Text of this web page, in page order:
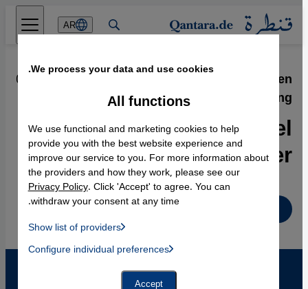
Direkt zum Inhalt springen
AR
Kampagne gegen
Genitalverstümmelung
·
07.03.2008
Perspektivenwandel
zugunsten der Opfer
We process your data and use cookies.
All functions
We use functional and marketing cookies to help
provide you with the best website experience and
improve our service to you. For more information about
the providers and how they work, please see our
Privacy Policy. Click 'Accept' to agree. You can
withdraw your consent at any time.
Show list of providers
Instagram Embed, Twitter Embed, Youtube Embed
Facebook Embed / Facebook Connect
Configure individual preferences
Accept